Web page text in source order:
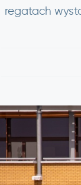
regatach